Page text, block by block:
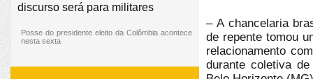
discurso será para militares
Posse do presidente eleito da Colômbia acontece
nesta sexta
– A chancelaria
de repente tomou
relacionamento
durante coletiva